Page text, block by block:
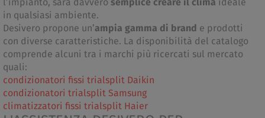
in qualsiasi ambiente.
Desivero propone un’ampia gamma di brand e prodotti
con diverse caratteristiche. La disponibilità del catalogo
comprende alcuni tra i marchi più ricercati sul mercato
quali:
condizionatori fissi trialsplit Daikin
condizionatori trialsplit Samsung
climatizzatori fissi trialsplit Haier